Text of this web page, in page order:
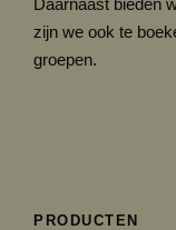
zijn we ook te
groepen.
PRODUCTEN